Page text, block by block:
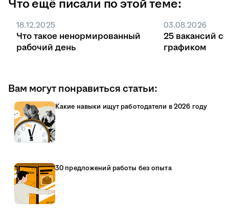
компания или ИП, а договор заключают в
любой момент обучения.
Что ещё писали по этой теме:
18.12.2025
Что такое ненормированный
рабочий день
03.08.2026
25 вакансий
графиком
Вам могут понравиться статьи:
Какие навыки ищут работодатели в 2026 году
30 предложений работы без опыта